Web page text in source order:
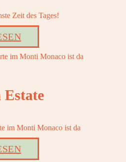
Zeit des Tages!
Estate
im Monti Monaco ist da